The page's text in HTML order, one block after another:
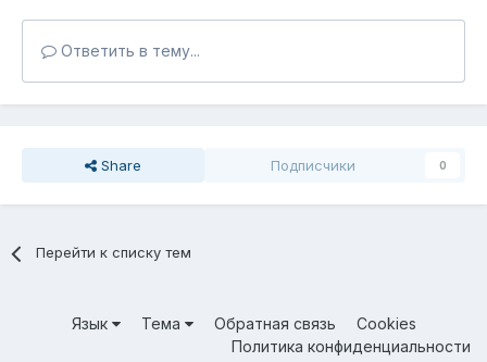
Ответить в тему...
Share Подписчики 0
Перейти к списку тем
Язык Тема Обратная связь
Cookies
Политика конфиденциальности